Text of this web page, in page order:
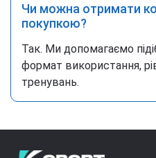
Чи можна отримати
покупкою?
Так. Ми допомагаємо
формат використання,
тренувань.